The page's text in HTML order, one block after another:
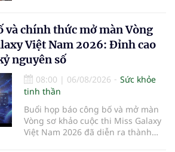
có giá trị hàng tỷ USD.
và chính thức mở màn Vòng
Việt Nam 2026: Đỉnh cao
nguyên số
08:00 | 06/08/2026
Sức khỏe
tinh thần
Buổi họp báo công bố và mở màn
Vòng sơ khảo cuộc thi Miss Galaxy
Việt Nam 2026 đã diễn ra thành